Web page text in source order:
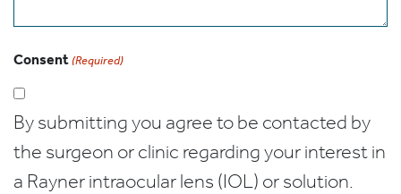
Consent (Required)
By submitting you agree to be contacted by
the surgeon or clinic regarding your interest in
a Rayner intraocular lens (IOL) or solution.